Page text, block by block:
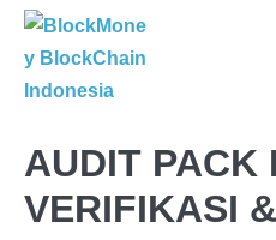
Skip
content
AUDIT PACK
VERIFIKASI